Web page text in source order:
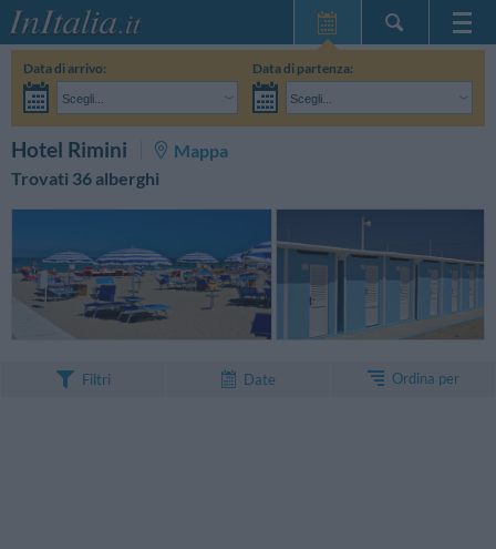
Home Page
Le mie Prenotazioni
InItalia Club
Data di arrivo:
Scegli...
Data di partenza:
Scegli...
Hotel Rimini
Mappa
Trovati 36 alberghi
Filtri Date Ordina per